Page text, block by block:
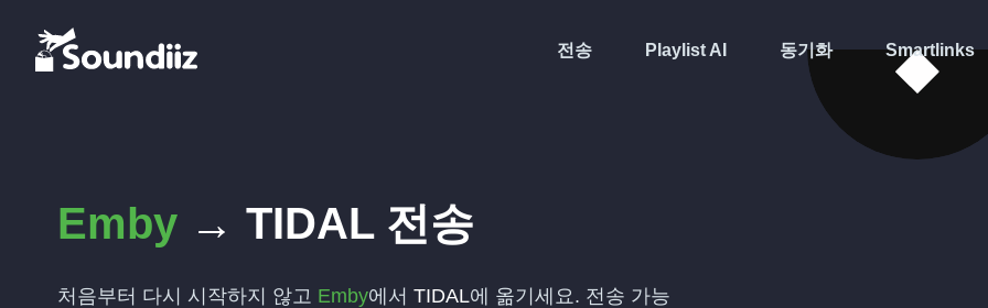
전송 Playlist AI 동기화 Smartlinks
Emby → TIDAL전송
처음부터 다시 시작하지 않고 Emby에서 TIDAL에 옮기세요. 전송 가능